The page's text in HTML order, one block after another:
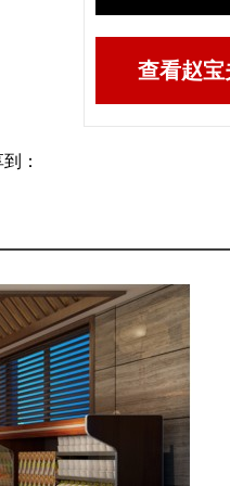
：
查看赵宝